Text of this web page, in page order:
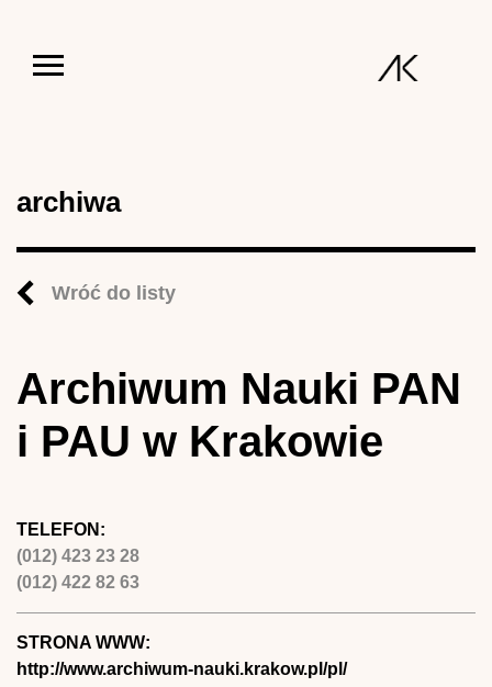
archiwa
Wróć do listy
Archiwum Nauki PAN
i PAU w Krakowie
TELEFON:
(012) 423 23 28
(012) 422 82 63
STRONA WWW:
http://www.archiwum-nauki.krakow.pl/pl/